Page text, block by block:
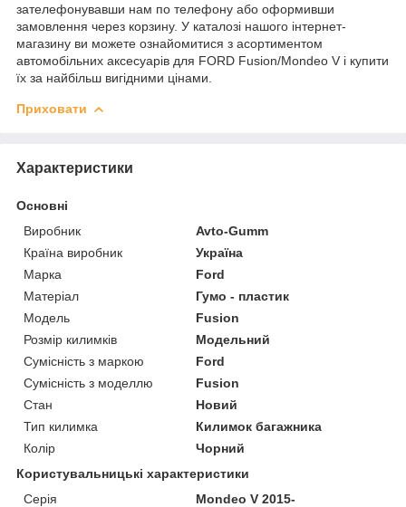
зателефонувавши нам по телефону або оформивши
замовлення через корзину. У каталозі нашого інтернет-
магазину ви можете ознайомитися з асортиментом
автомобільних аксесуарів для FORD Fusion/Mondeo V і купити
їх за найбільш вигідними цінами.
Приховати
Характеристики
Основні
Виробник
Avto-Gumm
Країна виробник
Україна
Марка
Ford
Матеріал
Гумо - пластик
Модель
Fusion
Розмір килимків
Модельний
Сумісність з маркою
Ford
Сумісність з моделлю
Fusion
Стан
Новий
Тип килимка
Килимок багажника
Колір
Чорний
Користувальницькі характеристики
Серія
Mondeo V 2015-